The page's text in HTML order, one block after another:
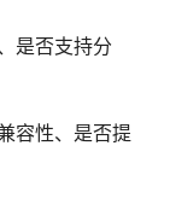
是否支持分
容性、是否提